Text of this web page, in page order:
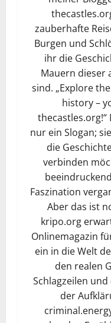
zauberhafte
Burgen und
ihr die
Mauern dieser
sind. „Explore
history –
nur ein Slogan;
die
verbinden
Faszination
Aber das ist
kripo.org
Onlinemagazin
ein in die Welt
den realen
Schlagzeilen
der